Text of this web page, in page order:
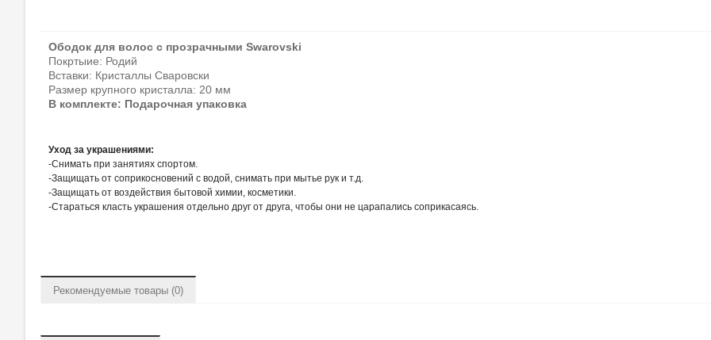
Ободок для волос с прозрачными Swarovski
Покртыие: Родий
Вставки: Кристаллы Сваровски
Размер крупного кристалла: 20 мм
В комплекте: Подарочная упаковка
Уход за украшениями:
-Снимать при занятиях спортом.
-Защищать от соприкосновений с водой, снимать при мытье рук и т.д.
-Защищать от воздействия бытовой химии, косметики.
-Стараться класть украшения отдельно друг от друга, чтобы они не царапались соприкасаясь.
Рекомендуемые товары (0)